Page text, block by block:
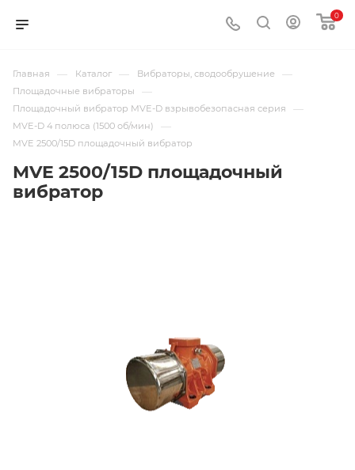
0
Главная — Каталог — Вибраторы, сводообрушение —
Площадочные вибраторы —
Площадочный вибратор MVE-D взрывобезопасная серия —
MVE-D 4 полюса (1500 об/мин) —
MVE 2500/15D площадочный вибратор
MVE 2500/15D площадочный
вибратор